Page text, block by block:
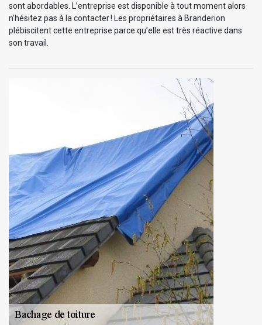
sont abordables. L’entreprise est disponible à tout moment alors
n’hésitez pas à la contacter ! Les propriétaires à Branderion
plébiscitent cette entreprise parce qu’elle est très réactive dans
son travail.